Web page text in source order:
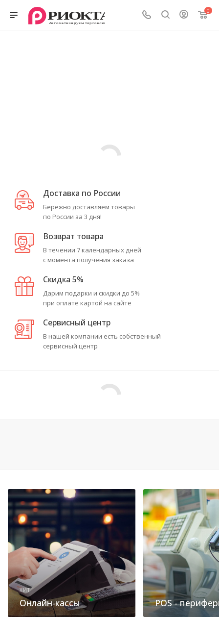
0
Доставка по России
Бережно доставляем товары
по России за 3 дня!
Возврат товара
В течении 7 календарных дней
с момента получения заказа
Скидка 5%
Дарим подарки и скидки до 5%
при оплате картой на сайте
Сервисный центр
В нашей компании есть собственный
сервисный центр
ХИТ
Онлайн-кассы POS -